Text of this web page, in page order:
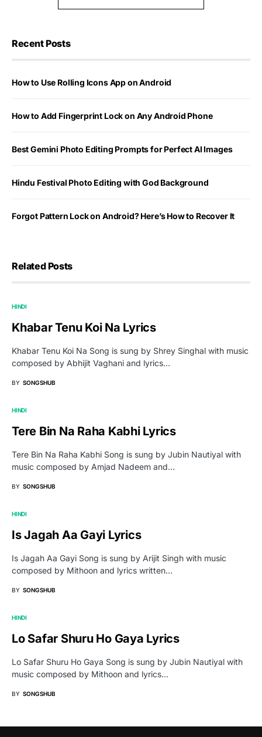
Recent Posts
How to Use Rolling Icons App on Android
How to Add Fingerprint Lock on Any Android Phone
Best Gemini Photo Editing Prompts for Perfect AI Images
Hindu Festival Photo Editing with God Background
Forgot Pattern Lock on Android? Here’s How to Recover It
Related Posts
HINDI
Khabar Tenu Koi Na Lyrics
Khabar Tenu Koi Na Song is sung by Shrey Singhal with music
composed by Abhijit Vaghani and lyrics…
BY SONGSHUB
HINDI
Tere Bin Na Raha Kabhi Lyrics
Tere Bin Na Raha Kabhi Song is sung by Jubin Nautiyal with
music composed by Amjad Nadeem and…
BY SONGSHUB
HINDI
Is Jagah Aa Gayi Lyrics
Is Jagah Aa Gayi Song is sung by Arijit Singh with music
composed by Mithoon and lyrics written…
BY SONGSHUB
HINDI
Lo Safar Shuru Ho Gaya Lyrics
Lo Safar Shuru Ho Gaya Song is sung by Jubin Nautiyal with
music composed by Mithoon and lyrics…
BY SONGSHUB